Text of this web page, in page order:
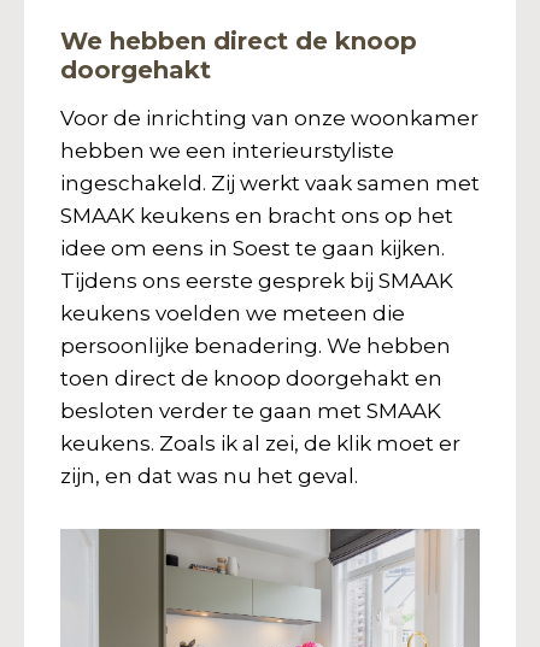
We hebben direct de knoop
doorgehakt
Voor de inrichting van onze woonkamer
hebben we een interieurstyliste
ingeschakeld. Zij werkt vaak samen met
SMAAK keukens en bracht ons op het
idee om eens in Soest te gaan kijken.
Tijdens ons eerste gesprek bij SMAAK
keukens voelden we meteen die
persoonlijke benadering. We hebben
toen direct de knoop doorgehakt en
besloten verder te gaan met SMAAK
keukens. Zoals ik al zei, de klik moet er
zijn, en dat was nu het geval.